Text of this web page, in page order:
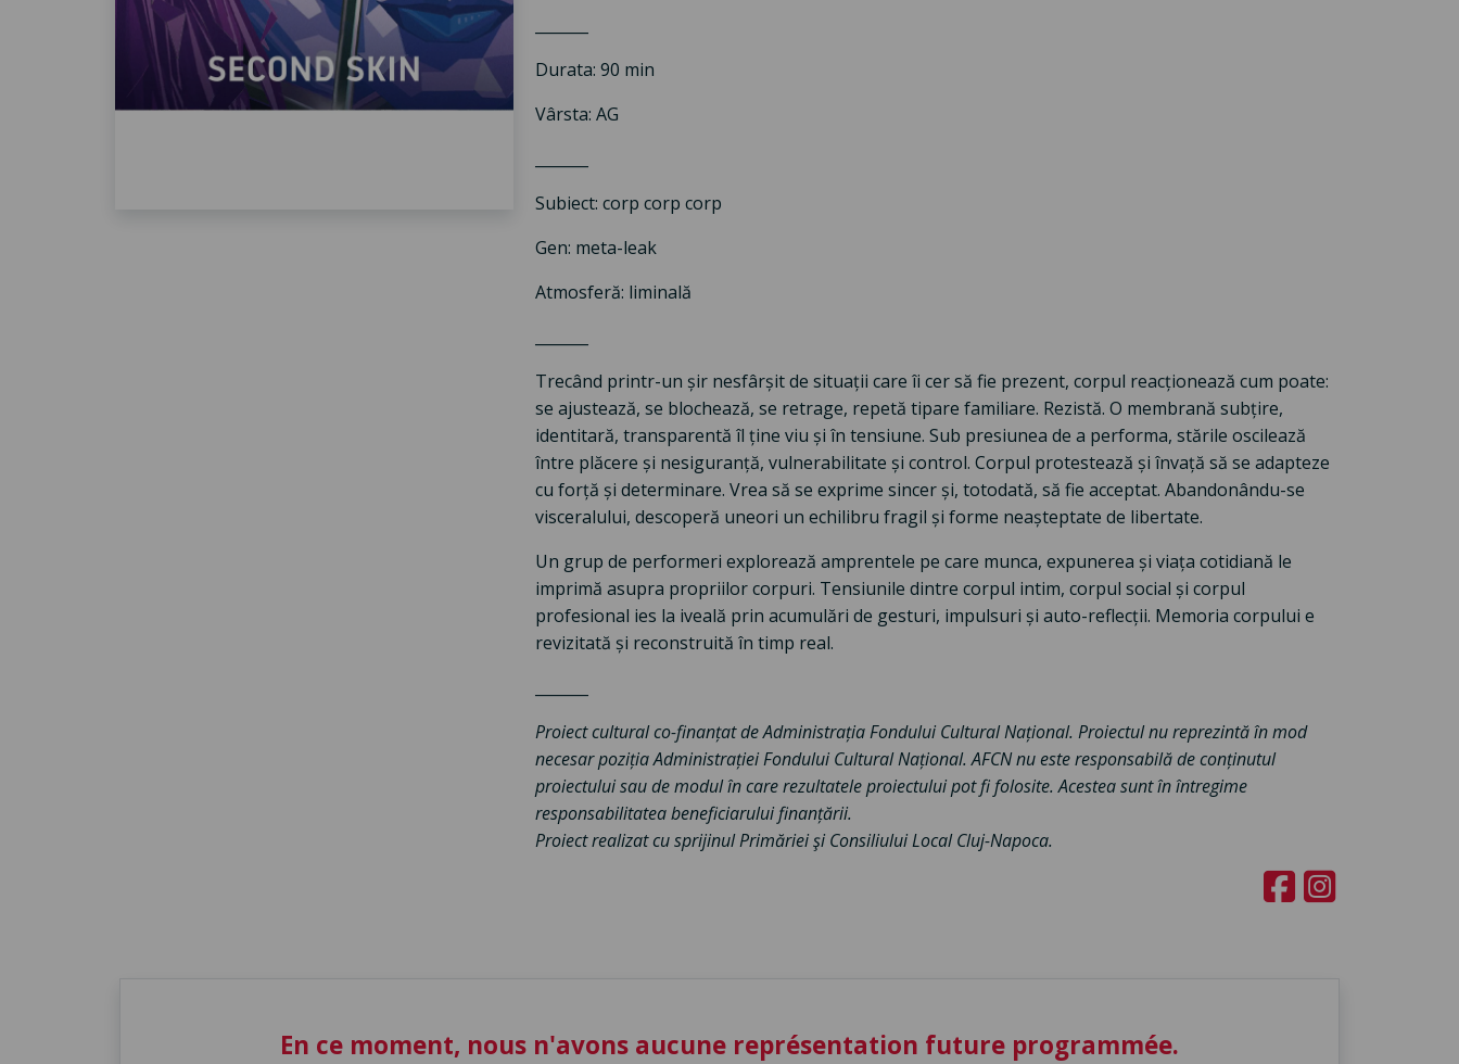
Durata: 90 min
Vârsta: AG
Subiect: corp corp corp
Gen: meta-leak
Atmosferă: liminală
Trecând printr-un șir nesfârșit de situații care îi cer să fie prezent, corpul reacționează cum poate:
se ajustează, se blochează, se retrage, repetă tipare familiare. Rezistă. O membrană subțire,
identitară, transparentă îl ține viu și în tensiune. Sub presiunea de a performa, stările oscilează
între plăcere și nesiguranță, vulnerabilitate și control. Corpul protestează și învață să se adapteze
cu forță și determinare. Vrea să se exprime sincer și, totodată, să fie acceptat. Abandonându-se
visceralului, descoperă uneori un echilibru fragil și forme neașteptate de libertate.
Un grup de performeri explorează amprentele pe care munca, expunerea și viața cotidiană le
imprimă asupra propriilor corpuri. Tensiunile dintre corpul intim, corpul social și corpul
profesional ies la iveală prin acumulări de gesturi, impulsuri și auto-reflecții. Memoria corpului e
revizitată și reconstruită în timp real.
Proiect cultural co-finanțat de Administrația Fondului Cultural Național. Proiectul nu reprezintă în mod
necesar poziția Administrației Fondului Cultural Național. AFCN nu este responsabilă de conținutul
proiectului sau de modul în care rezultatele proiectului pot fi folosite. Acestea sunt în întregime
responsabilitatea beneficiarului finanțării.
Proiect realizat cu sprijinul Primăriei şi Consiliului Local Cluj-Napoca.
En ce moment, nous n'avons aucune représentation future programmée.